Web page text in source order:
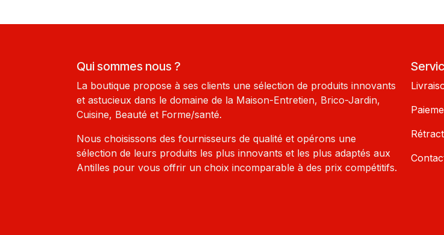
Qui sommes nous ?
La boutique propose à ses clients une sélection de produits innovants
et astucieux dans le domaine de la Maison-Entretien, Brico-Jardin,
Cuisine, Beauté et Forme/santé.
Nous choisissons des fournisseurs de qualité et opérons une
sélection de leurs produits les plus innovants et les plus adaptés aux
Antilles pour vous offrir un choix incomparable à des prix compétitifs.